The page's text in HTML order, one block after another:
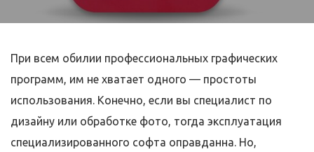
При всем обилии профессиональных графических
программ, им не хватает одного — простоты
использования. Конечно, если вы специалист по
дизайну или обработке фото, тогда эксплуатация
специализированного софта оправданна. Но,